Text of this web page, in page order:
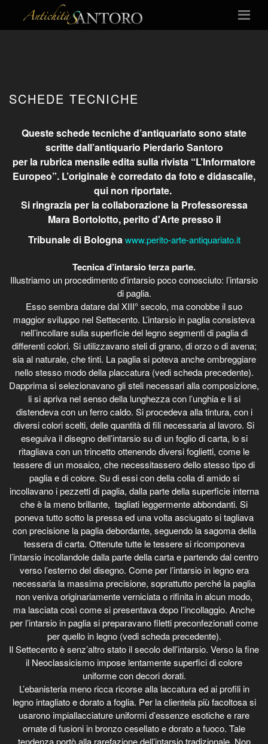
SCHEDE TECNICHE
Queste schede tecniche d’antiquariato sono state
scritte dall’antiquario Pierdario Santoro
per la rubrica mensile edita sulla rivista “L’Informatore
Europeo”. L’originale è corredato da foto e didascalie,
qui non riportate.
Si ringrazia per la collaborazione la Professoressa
Mara Bortolotto, perito d'Arte presso il
Tribunale di Bolognawww.perito-arte-antiquariato.it
Tecnica d’intarsio terza parte.
Illustriamo un procedimento d’intarsio poco conosciuto: l’intarsio
di paglia.
Esso sembra datare dal XIII° secolo, ma conobbe il suo
maggior sviluppo nel Settecento. L’intarsio in paglia consisteva
nell’incollare sulla superficie del legno segmenti di paglia di
differenti colori. Si utilizzavano steli di grano, di orzo o di avena;
sia al naturale, che tinti. La paglia si poteva anche ombreggiare
nello stesso modo della placcatura (vedi scheda precedente).
Dapprima si selezionavano gli steli necessari alla composizione,
li si apriva nel senso della lunghezza con l’unghia e li si
distendeva con un ferro caldo. Si procedeva alla tintura, con i
diversi colori scelti, delle quantità di fili necessaria al lavoro. Si
eseguiva il disegno dell’intarsio su di un foglio di carta, lo si
ritagliava con un trincetto ottenendo diversi foglietti, come le
tessere di un mosaico, che necessitassero dello stesso tipo di
paglia e di colore. Su di essi con della colla di amido si
incollavano i pezzetti di paglia, dalla parte della superficie interna
che è la meno brillante, tagliati leggermente abbondanti. Si
poneva tutto sotto la pressa ed una volta asciugato si tagliava
con precisione la paglia debordante, seguendo la sagoma della
tessera di carta. Ottenute tutte le tessere si ricomponeva
l’intarsio incollandole dalla parte della carta e partendo dal centro
verso l’esterno del disegno. Come per l’intarsio in legno era
necessaria la massima precisione, soprattutto perché la paglia
non veniva originariamente verniciata o rifinita in alcun modo,
ma lasciata così come si presentava dopo l’incollaggio. Anche
per l’intarsio in paglia si preparavano filetti preconfezionati come
per quello in legno (vedi scheda precedente).
Il Settecento è senz’altro stato il secolo dell’intarsio. Verso la fine
il Neoclassicismo impose lentamente superfici di colore
uniforme con decori dorati.
L’ebanisteria meno ricca ricorse alla laccatura ed ai profili in
legno intagliato e dorato a foglia. Per la clientela più facoltosa si
usarono impiallacciature uniformi d’essenze esotiche e rare
ornate di fusioni in bronzo cesellato e dorato a fuoco. Tale
tendenza portò alla rarefazione dell’intarsio tradizionale. Non